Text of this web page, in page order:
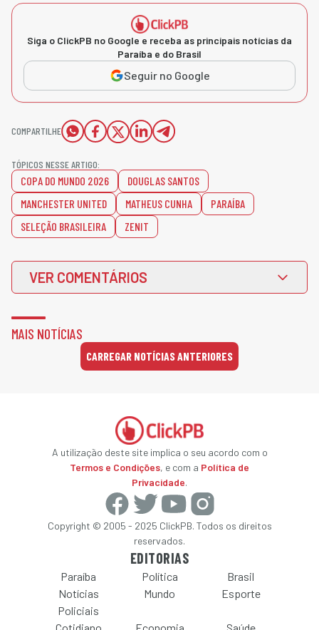
Siga o ClickPB no Google e receba as principais notícias da
Paraíba e do Brasil
Seguir no Google
COMPARTILHE
TÓPICOS NESSE ARTIGO:
COPA DO MUNDO 2026
DOUGLAS SANTOS
MANCHESTER UNITED
MATHEUS CUNHA
PARAÍBA
SELEÇÃO BRASILEIRA
ZENIT
VER COMENTÁRIOS
MAIS NOTÍCIAS
CARREGAR NOTÍCIAS ANTERIORES
A utilização deste site implica o seu acordo com o
Termos e Condições, e com a Política de
Privacidade.
Copyright © 2005 - 2025 ClickPB. Todos os direitos
reservados.
EDITORIAS
Paraíba Política
Brasil
Notícias
Policiais
Mundo Esporte